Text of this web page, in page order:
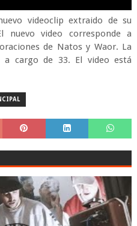
videoclip extraido de su
nuevo video corresponde a
de Natos y Waor. La
cargo de 33. El video está